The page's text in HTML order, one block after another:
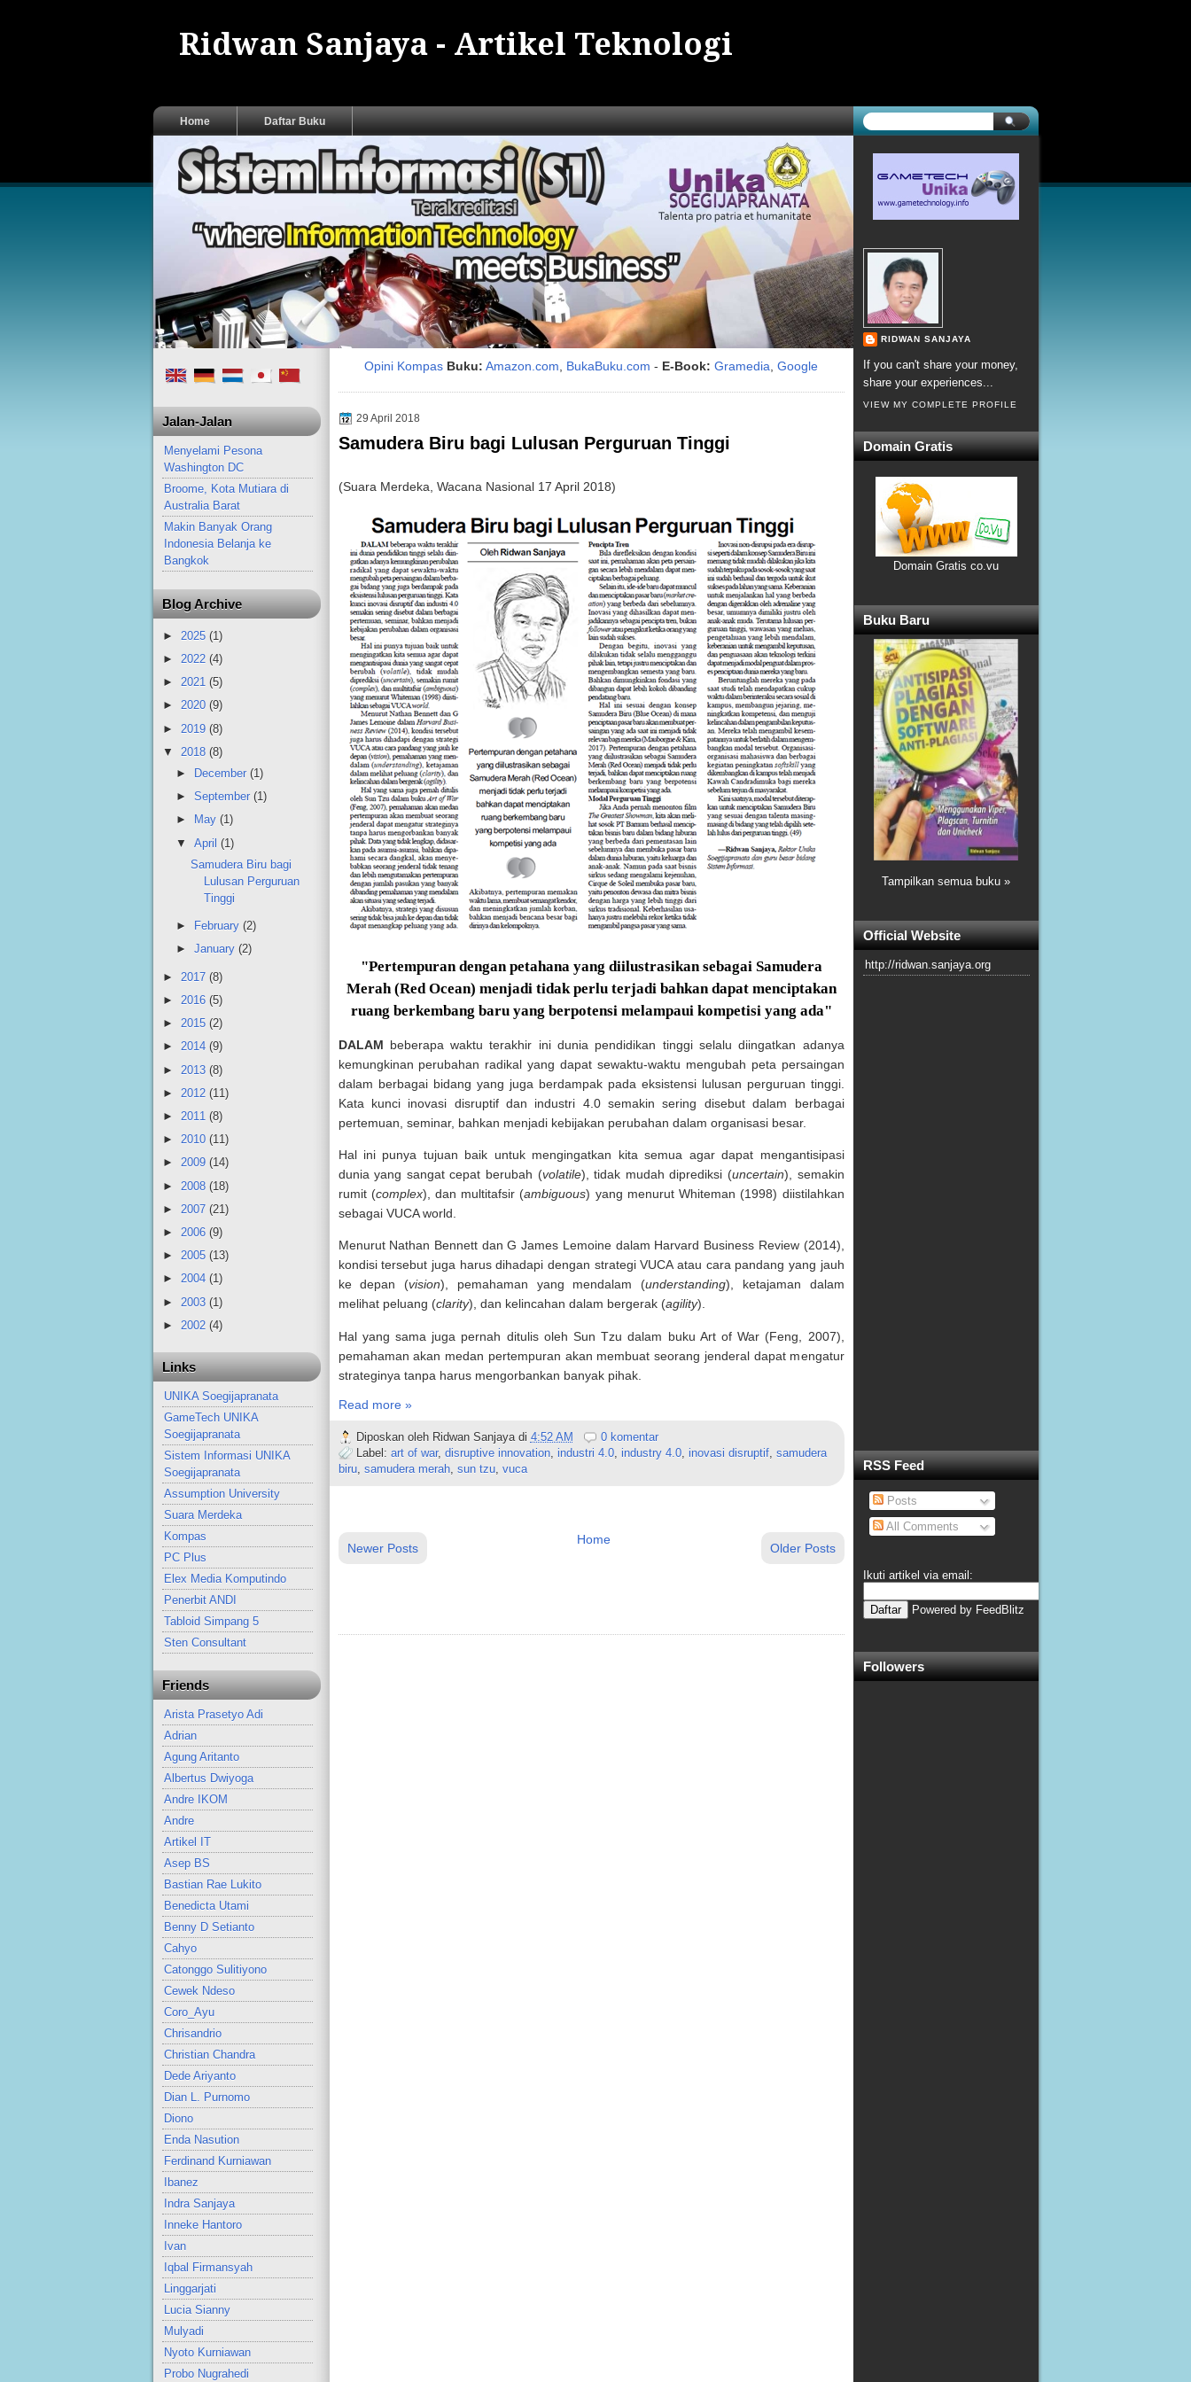
Ridwan Sanjaya - Artikel Teknologi
Home Daftar Buku
Jalan-Jalan
Menyelami Pesona
Washington DC
Broome, Kota Mutiara di
Australia Barat
Makin Banyak Orang
Indonesia Belanja ke
Bangkok
Blog Archive
► 2025 (1)
► 2022 (4)
► 2021 (5)
► 2020 (9)
► 2019 (8)
▼ 2018 (8)
►
December (1)
► September (1)
►
May (1)
▼ April (1)
Samudera Biru bagi
Lulusan Perguruan
Tinggi
► February (2)
► January (2)
► 2017 (8)
► 2016 (5)
► 2015 (2)
► 2014 (9)
► 2013 (8)
► 2012 (11)
► 2011 (8)
► 2010 (11)
► 2009 (14)
► 2008 (18)
► 2007 (21)
► 2006 (9)
► 2005 (13)
► 2004 (1)
► 2003 (1)
► 2002 (4)
Links
UNIKA Soegijapranata
GameTech UNIKA
Soegijapranata
Sistem Informasi UNIKA
Soegijapranata
Assumption University
Suara Merdeka
Kompas
PC Plus
Elex Media Komputindo
Penerbit ANDI
Tabloid Simpang 5
Sten Consultant
Friends
Arista Prasetyo Adi
Adrian
Agung Aritanto
Albertus Dwiyoga
Andre IKOM
Andre
Artikel IT
Asep BS
Bastian Rae Lukito
Benedicta Utami
Benny D Setianto
Cahyo
Catonggo Sulitiyono
Cewek Ndeso
Coro_Ayu
Chrisandrio
Christian Chandra
Dede Ariyanto
Dian L. Purnomo
Diono
Enda Nasution
Ferdinand Kurniawan
Ibanez
Indra Sanjaya
Inneke Hantoro
Ivan
Iqbal Firmansyah
Linggarjati
Lucia Sianny
Mulyadi
Nyoto Kurniawan
Probo Nugrahedi
Opini Kompas Buku: Amazon.com BukaBuku.com - E-Book: Gramedia Google
29 April 2018
Samudera Biru bagi Lulusan Perguruan Tinggi
(Suara Merdeka, Wacana Nasional 17 April 2018)
"Pertempuran dengan petahana yang diilustrasikan sebagai Samudera
Merah (Red Ocean) menjadi tidak perlu terjadi bahkan dapat menciptakan
ruang berkembang baru yang berpotensi melampaui kompetisi yang ada"
DALAM beberapa waktu terakhir ini dunia pendidikan tinggi selalu diingatkan adanya
kemungkinan perubahan radikal yang dapat sewaktu-waktu mengubah peta persaingan
dalam berbagai bidang yang juga berdampak pada eksistensi lulusan perguruan tinggi.
Kata kunci inovasi disruptif dan industri 4.0 semakin sering disebut dalam berbagai
pertemuan, seminar, bahkan menjadi kebijakan perubahan dalam organisasi besar.
Hal ini punya tujuan baik untuk mengingatkan kita semua agar dapat mengantisipasi
dunia yang sangat cepat berubah (volatile), tidak mudah diprediksi (uncertain), semakin
rumit (complex), dan multitafsir (ambiguous) yang menurut Whiteman (1998) diistilahkan
sebagai VUCA world.
Menurut Nathan Bennett dan G James Lemoine dalam Harvard Business Review (2014),
kondisi tersebut juga harus dihadapi dengan strategi VUCA atau cara pandang yang jauh
ke depan (vision), pemahaman yang mendalam (understanding), ketajaman dalam
melihat peluang (clarity), dan kelincahan dalam bergerak (agility).
Hal yang sama juga pernah ditulis oleh Sun Tzu dalam buku Art of War (Feng, 2007),
pemahaman akan medan pertempuran akan membuat seorang jenderal dapat mengatur
strateginya tanpa harus mengorbankan banyak pihak.
Read more »
Diposkan oleh Ridwan Sanjaya di 4:52 AM
0 komentar
Label: art of war, disruptive innovation, industri 4.0, industry 4.0, inovasi disruptif, samudera
biru, samudera merah, sun tzu, vuca
Newer Posts Older Posts
Home
RIDWAN SANJAYA
If you can't share your money,
share your experiences...
VIEW MY COMPLETE PROFILE
Domain Gratis
Domain Gratis co.vu
Buku Baru
Tampilkan semua buku »
Official Website
http://ridwan.sanjaya.org
RSS Feed
Posts
All Comments
Ikuti artikel via email:
Powered by FeedBlitz
Followers